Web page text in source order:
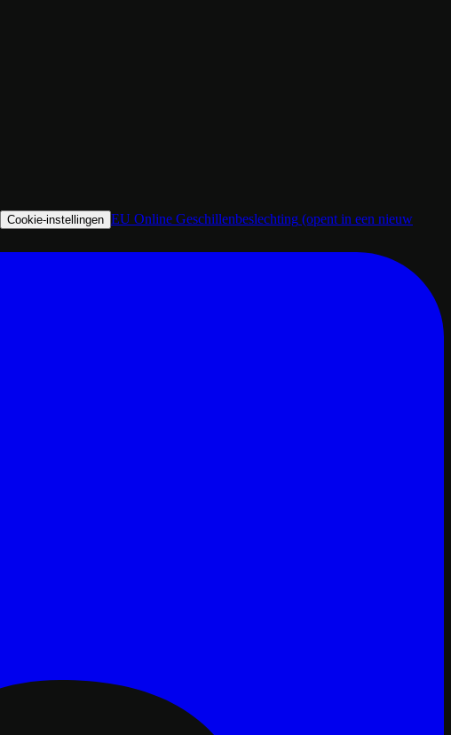
Cookie-instellingen EU Online Geschillenbeslechting (opent in een nieuw